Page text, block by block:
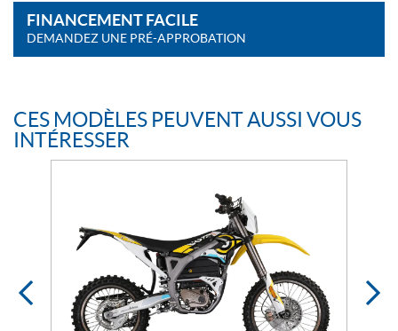
FINANCEMENT FACILE
DEMANDEZ UNE PRÉ-APPROBATION
CES MODÈLES PEUVENT AUSSI VOUS
INTÉRESSER